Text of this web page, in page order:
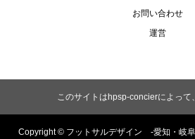
お問い合わせ
運営
このサイトは hpsp-concierによって
Copyright © フットサルデザイン -愛知・岐